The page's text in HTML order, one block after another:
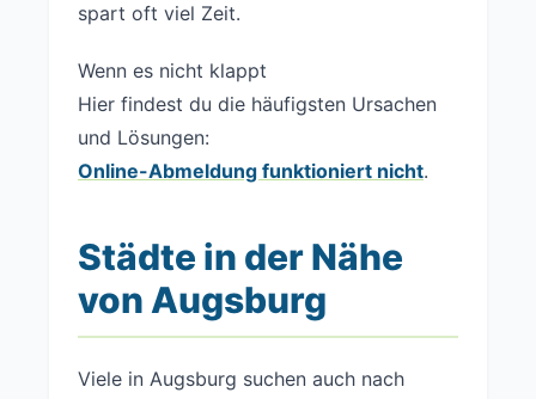
spart oft viel Zeit.
Wenn es nicht klappt
Hier findest du die häufigsten Ursachen
und Lösungen:
Online-Abmeldung funktioniert nicht.
Städte in der Nähe
von Augsburg
Viele in Augsburg suchen auch nach